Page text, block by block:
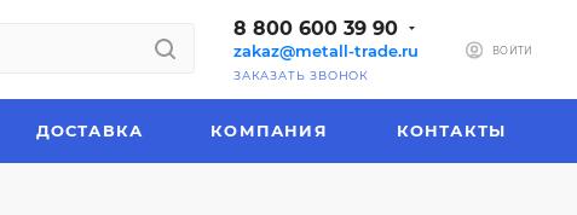
8 800 600 39 90
zakaz@metall-trade.ru
ЗАКАЗАТЬ ЗВОНОК
ВОЙТИ
ДОСТАВКА КОМПАНИЯ КОНТАКТЫ